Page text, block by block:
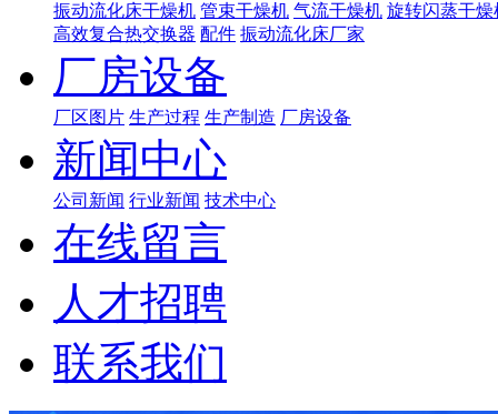
振动流化床干燥机 管束干燥机 气流干燥机 旋转闪蒸干燥
高效复合热交换器 配件 振动流化床厂家
厂房设备
厂区图片 生产过程 生产制造 厂房设备
新闻中心
公司新闻 行业新闻 技术中心
在线留言
人才招聘
联系我们